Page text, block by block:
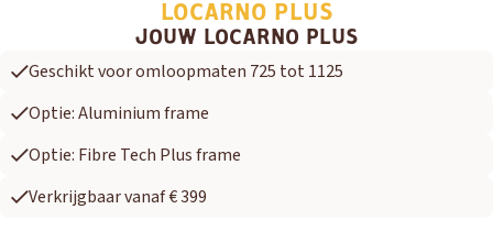
LOCARNO PLUS
JOUW LOCARNO PLUS
Geschikt voor omloopmaten 725 tot 1125
Optie: Aluminium frame
Optie: Fibre Tech Plus frame
Verkrijgbaar vanaf € 399